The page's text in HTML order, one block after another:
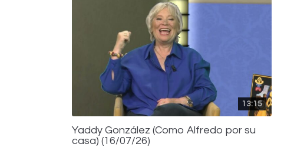
13:15
Yaddy González (Como Alfredo por su
casa) (16/07/26)